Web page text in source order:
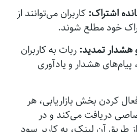
اشتراک: کاربران می‌توانند از
خود مطلع شوند.
هشدار تمدید: ربات به کاربران
پیام‌های هشدار و یادآوری
کردن بخش بازاریابی، هر
دریافت می‌کند و در